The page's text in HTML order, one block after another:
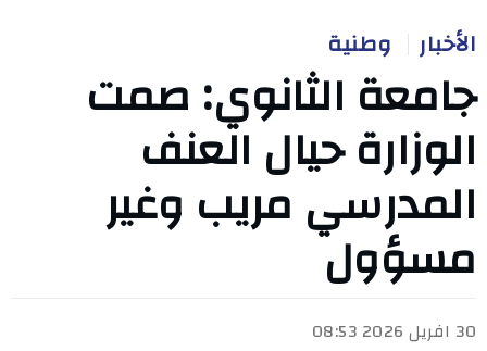
الأخبار وطنية
جامعة الثانوي: صمت
الوزارة حيال العنف
المدرسي مريب وغير
مسؤول
30 افريل 2026 08:53